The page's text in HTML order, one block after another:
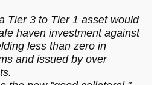
Tier 3 to Tier 1 asset would
haven investment against
less than zero in
and issued by over